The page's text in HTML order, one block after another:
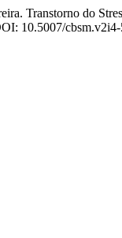
Transtorno do
10.5007/